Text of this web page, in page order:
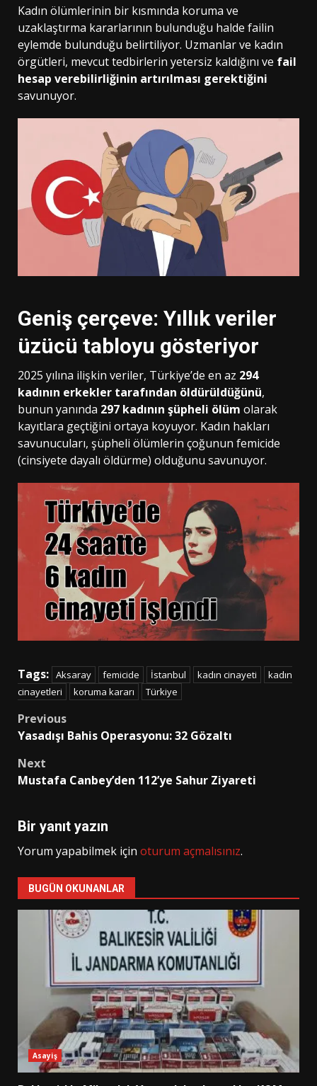
Kadın ölümlerinin bir kısmında koruma ve
uzaklaştırma kararlarının bulunduğu halde failin
eylemde bulunduğu belirtiliyor. Uzmanlar ve kadın
örgütleri, mevcut tedbirlerin yetersiz kaldığını ve fail
hesap verebilirliğinin artırılması gerektiğini
savunuyor.
Geniş çerçeve: Yıllık veriler
üzücü tabloyu gösteriyor
2025 yılına ilişkin veriler, Türkiye’de en az 294
kadının erkekler tarafından öldürüldüğünü,
bunun yanında 297 kadının şüpheli ölüm olarak
kayıtlara geçtiğini ortaya koyuyor. Kadın hakları
savunucuları, şüpheli ölümlerin çoğunun femicide
(cinsiyete dayalı öldürme) olduğunu savunuyor.
Tags: Aksaray femicide İstanbul kadın cinayeti
kadın
cinayetleri
koruma kararı Türkiye
Post
navigation
Previous
Yasadışı Bahis Operasyonu: 32 Gözaltı
Next
Mustafa Canbey’den 112’ye Sahur Ziyareti
Bir yanıt yazın
Yorum yapabilmek için oturum açmalısınız.
BUGÜN OKUNANLAR
Asayiş